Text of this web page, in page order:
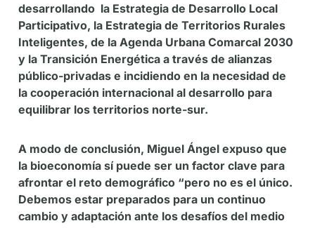
desarrollando la Estrategia de Desarrollo Local
Participativo, la Estrategia de Territorios Rurales
Inteligentes, de la Agenda Urbana Comarcal 2030
y la Transición Energética a través de alianzas
público-privadas e incidiendo en la necesidad de
la cooperación internacional al desarrollo para
equilibrar los territorios norte-sur.
A modo de conclusión, Miguel Ángel expuso que
la bioeconomía sí puede ser un factor clave para
afrontar el reto demográfico “pero no es el único.
Debemos estar preparados para un continuo
cambio y adaptación ante los desafíos del medio